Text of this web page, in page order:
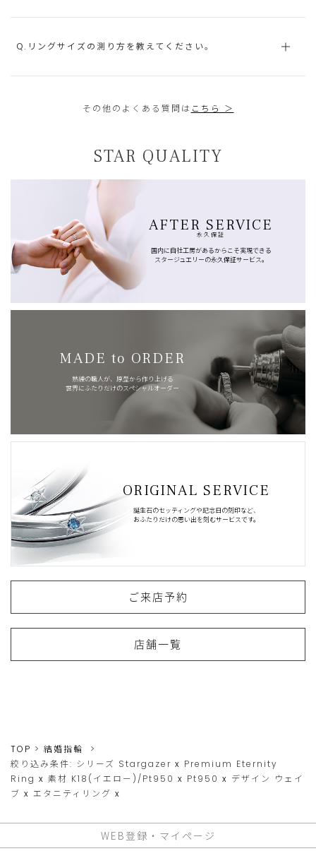
Q.リングサイズの測り方を教えてください。
その他のよくある質問は こちら ＞
STAR QUALITY
AFTER SERVICE
永久保証
国内に自社工房があるからこそ実現できる
スタージュエリーの永久保証サービス。
MADE to ORDER
熟練の職人が、原型から作り上げる
世界にふたりだけのスペシャルオーダー
ORIGINAL SERVICE
誕生石のセッティングや記念日の刻印など、
おふたりだけの思い出を刻むサービスです。
ご来店予約
店舗一覧
TOP
結婚指輪
絞り込み条件: シリーズ Stargazer x Premium Eternity
Ring x 素材 K18(イエロー)/Pt950 x Pt950 x デザイン ウェイ
ブ x エタニティリング x
WEB登録・マイページ